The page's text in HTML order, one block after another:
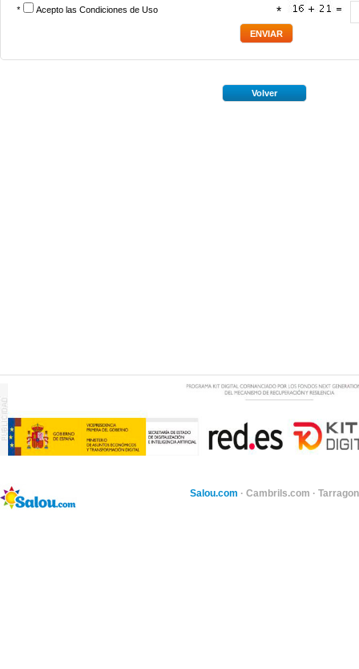
* Acepto las Condiciones de Uso *
Volver
Salou.com · Cambrils.com ·